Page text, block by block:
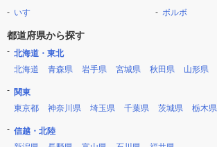
いすゞ
ボルボ
都道府県から探す
北海道・東北
北海道
青森県 岩手県 宮城県 秋田県 山形県
関東
東京都
神奈川県 埼玉県 千葉県 茨城県 栃木県
信越・北陸